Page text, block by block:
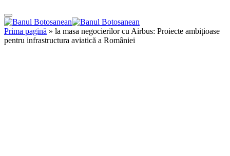
Prima pagină » la masa negocierilor cu Airbus: Proiecte ambițioase
pentru infrastructura aviatică a României